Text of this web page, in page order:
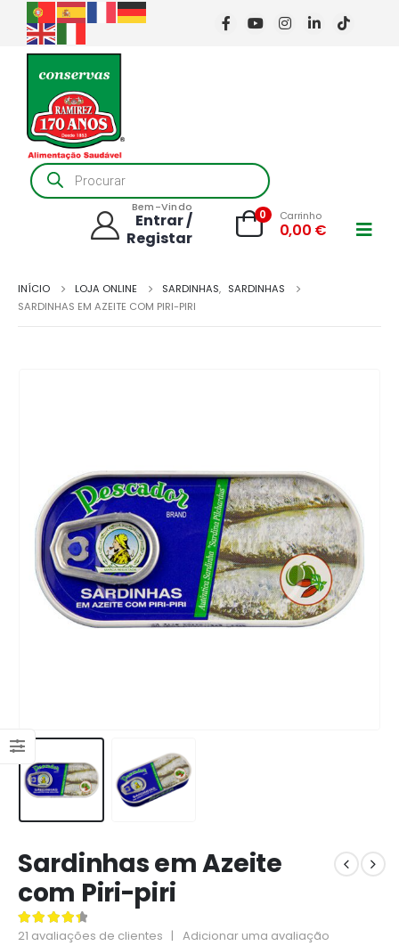
Products
search
Bem-Vindo
Entrar /
Registar
0 Carrinho
0,00 €
INÍCIO LOJA ONLINE SARDINHAS, SARDINHAS
SARDINHAS EM AZEITE COM PIRI-PIRI
Sardinhas em Azeite
com Piri-piri
4.48de 5
21 avaliações de clientes | Adicionar uma avaliação